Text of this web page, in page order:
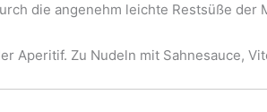
die angenehm leichte Restsüße
Aperitif. Zu Nudeln mit Sahnesauce,